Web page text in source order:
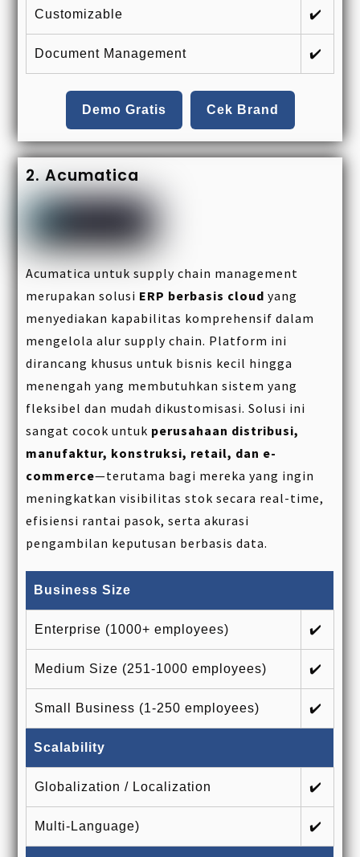
Customizable ✔️
Document Management ✔️
Demo Gratis Cek Brand
2. Acumatica
Acumatica untuk supply chain management
merupakan solusi ERP berbasis cloud yang
menyediakan kapabilitas komprehensif dalam
mengelola alur supply chain. Platform ini
dirancang khusus untuk bisnis kecil hingga
menengah yang membutuhkan sistem yang
fleksibel dan mudah dikustomisasi. Solusi ini
sangat cocok untuk perusahaan distribusi,
manufaktur, konstruksi, retail, dan e-
commerce—terutama bagi mereka yang ingin
meningkatkan visibilitas stok secara real-time,
efisiensi rantai pasok, serta akurasi
pengambilan keputusan berbasis data.
Business Size
Enterprise (1000+ employees) ✔️
Medium Size (251-1000 employees) ✔️
Small Business (1-250 employees) ✔️
Scalability
Globalization / Localization ✔️
Multi-Language) ✔️